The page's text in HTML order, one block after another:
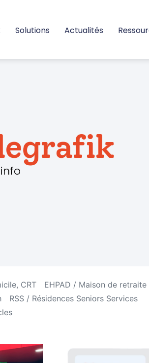
Solutions Actualités
CRT
EHPAD / Maison de retraite
RSS / Résidences Seniors Services